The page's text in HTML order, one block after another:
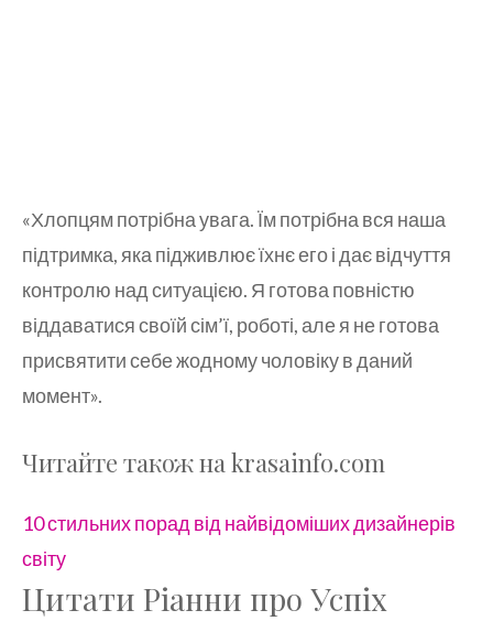
«Хлопцям потрібна увага. Їм потрібна вся наша
підтримка, яка підживлює їхнє его і дає відчуття
контролю над ситуацією. Я готова повністю
віддаватися своїй сім’ї, роботі, але я не готова
присвятити себе жодному чоловіку в даний
момент».
Читайте також на krasainfo.com
10 стильних порад від найвідоміших дизайнерів
світу
Цитати Ріанни про Успіх